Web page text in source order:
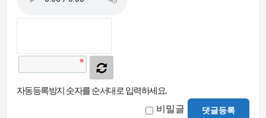
자동등록방지 숫자를 순서대로 입력하세요.
비밀글 댓글등록